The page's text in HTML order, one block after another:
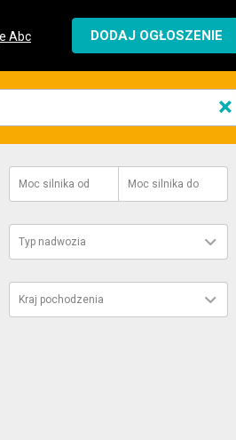
Abc DODAJ OGŁOSZENIE
×
Moc silnika od Moc silnika do
Typ nadwozia
Kraj pochodzenia